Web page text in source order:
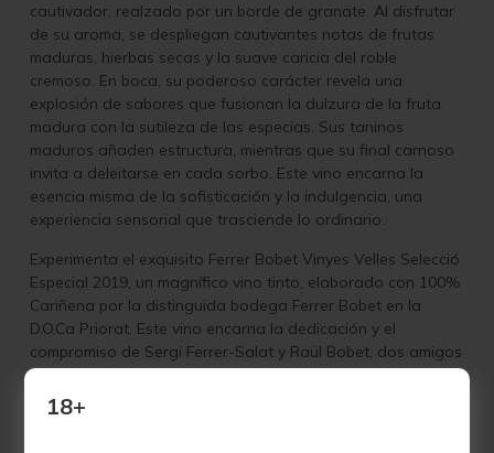
18+
cautivador, realzado por un borde de granate. Al disfrutar
de su aroma, se despliegan cautivantes notas de frutas
maduras, hierbas secas y la suave caricia del roble
cremoso. En boca, su poderoso carácter revela una
explosión de sabores que fusionan la dulzura de la fruta
madura con la sutileza de las especias. Sus taninos
maduros añaden estructura, mientras que su final carnoso
invita a deleitarse en cada sorbo. Este vino encarna la
esencia misma de la sofisticación y la indulgencia, una
experiencia sensorial que trasciende lo ordinario.
Experimenta el exquisito Ferrer Bobet Vinyes Velles Selecció
Especial 2019, un magnífico vino tinto, elaborado con 100%
Cariñena por la distinguida bodega Ferrer Bobet en la
D.O.Ca Priorat. Este vino encarna la dedicación y el
compromiso de Sergi Ferrer-Salat y Raül Bobet, dos amigos
de toda la vida, hacia la cultura vinícola y el progreso de
Priorat. Comprar vino Ferrer Bobet significa elegir lo mejor,
pues sus viñedos centenarios de Cariñena y Garnacha,